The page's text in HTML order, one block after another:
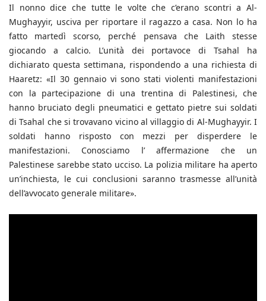
Il nonno dice che tutte le volte che c’erano scontri a Al-
Mughayyir, usciva per riportare il ragazzo a casa. Non lo ha
fatto martedì scorso, perché pensava che Laith stesse
giocando a calcio. L’unità dei portavoce di Tsahal ha
dichiarato questa settimana, rispondendo a una richiesta di
Haaretz: «Il 30 gennaio vi sono stati violenti manifestazioni
con la partecipazione di una trentina di Palestinesi, che
hanno bruciato degli pneumatici e gettato pietre sui soldati
di Tsahal che si trovavano vicino al villaggio di Al-Mughayyir. I
soldati hanno risposto con mezzi per disperdere le
manifestazioni. Conosciamo l’ affermazione che un
Palestinese sarebbe stato ucciso. La polizia militare ha aperto
un’inchiesta, le cui conclusioni saranno trasmesse all’unità
dell’avvocato generale militare».